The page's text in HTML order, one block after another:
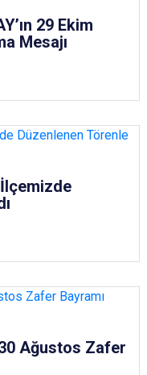
29 Ekim
Mesajı
Ağustos Zafer